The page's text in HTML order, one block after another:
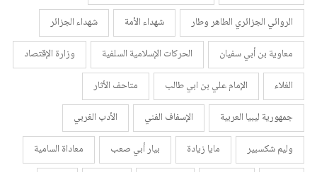
الروائي الجزائري الطاهر وطار
شهداء الأمة
شهداء الجزائر
معاوية بن أبي سفيان
الحركات الإسلامية السلفية
وزارة الإقتصاد
الغلاء
الإمام علي بن ابي طالب
متاحف الأثار
جمهورية ليبيا العربية
الإسفاف الفني
الأدب الغربي
وليم شكسبير
مايا زيادة بيار أبي صعب
معاداة السامية